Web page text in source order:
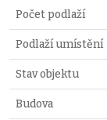
Počet podlaží
Podlaží umístění
Stav objektu
Budova